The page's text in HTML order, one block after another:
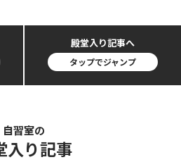
殿堂入り記事へ
タップでジャンプ
自習室の
入り記事